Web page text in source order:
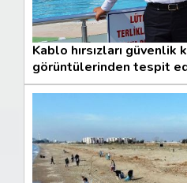
Kablo hırsızları güvenlik
görüntülerinden tespit